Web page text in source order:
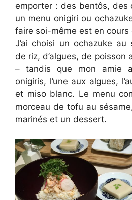
emporter : des bentôs, des
un menu onigiri ou
faire soi-même est en cours
J’ai choisi un ochazuke au
de riz, d’algues, de poisson
– tandis que mon amie
onigiris, l’une aux algues,
et miso blanc. Le menu
morceau de tofu au
marinés et un dessert.